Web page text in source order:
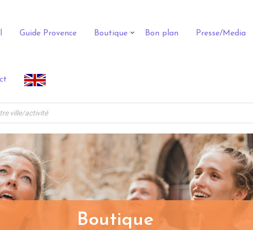
Guide Provence Boutique Bon plan Presse/Media
Boutique